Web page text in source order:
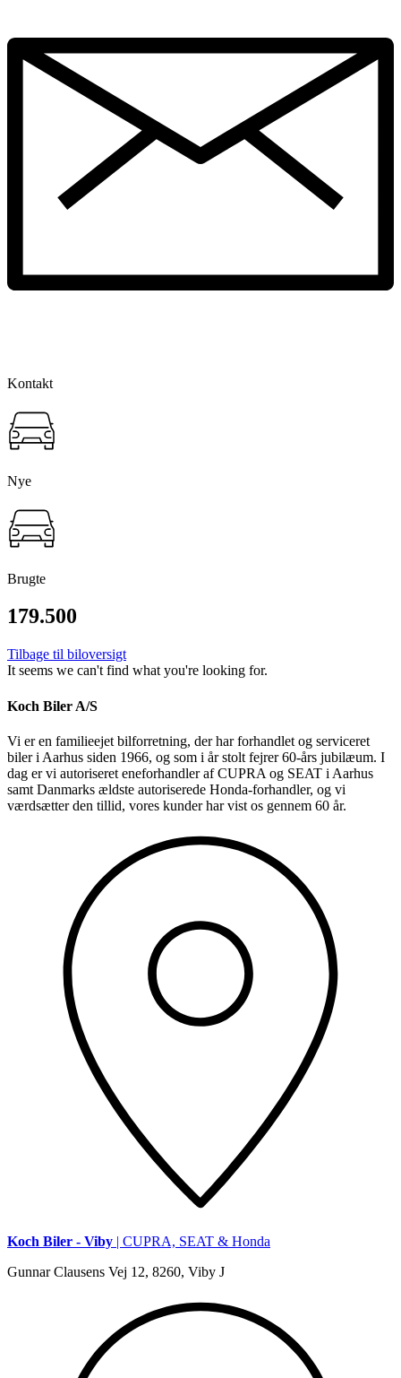
Kontakt
Nye
Brugte
179.500
Tilbage til biloversigt
It seems we can't find what you're looking for.
Koch Biler A/S
Vi er en familieejet bilforretning, der har forhandlet og serviceret
biler i Aarhus siden 1966, og som i år stolt fejrer 60-års jubilæum. I
dag er vi autoriseret eneforhandler af CUPRA og SEAT i Aarhus
samt Danmarks ældste autoriserede Honda-forhandler, og vi
værdsætter den tillid, vores kunder har vist os gennem 60 år.
Koch Biler - Viby | CUPRA, SEAT & Honda
Gunnar Clausens Vej 12, 8260, Viby J